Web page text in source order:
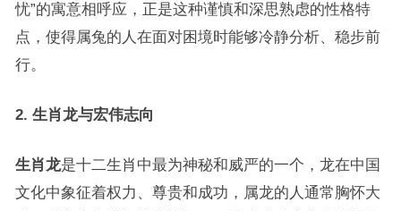
忧”的寓意相呼应，正是这种谨慎和深思熟虑的性格特
点，使得属兔的人在面对困境时能够冷静分析、稳步前
行。
2. 生肖龙与宏伟志向
生肖龙是十二生肖中最为神秘和威严的一个，龙在中国
文化中象征着权力、尊贵和成功，属龙的人通常胸怀大